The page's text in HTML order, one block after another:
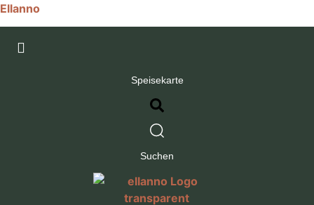
Ellanno
Speisekarte
Suchen